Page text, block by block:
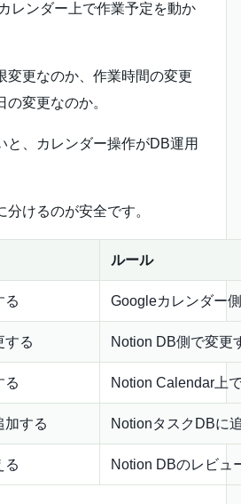
レンダー上で作業予定を動か
変更なのか、作業時間の変更
変更なのか。
と、カレンダー操作がDB運用
けるのが安全です。
ルール
る Googleカレンダー
する Notion DB側で変更
る Notion Calendar上
加する NotionタスクDBに
る Notion DBのレビュ